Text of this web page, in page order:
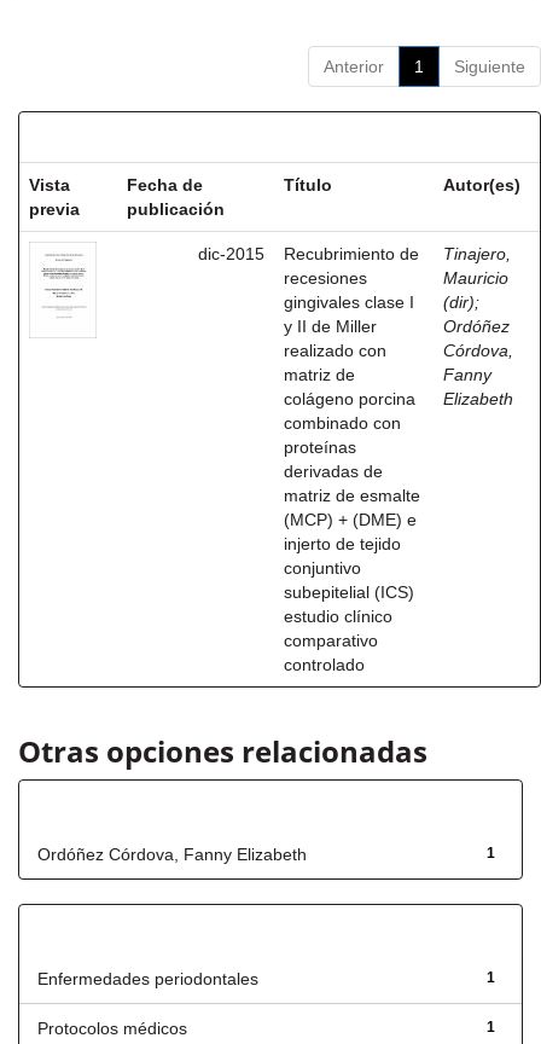
Anterior 1 Siguiente
Vista
previa
Fecha de
publicación
Título Autor(es)
dic-2015
Recubrimiento de
recesiones
gingivales clase I
y II de Miller
realizado con
matriz de
colágeno porcina
combinado con
proteínas
derivadas de
matriz de esmalte
(MCP) + (DME) e
injerto de tejido
conjuntivo
subepitelial (ICS)
estudio clínico
comparativo
controlado
Tinajero,
Mauricio
(dir);
Ordóñez
Córdova,
Fanny
Elizabeth
Otras opciones relacionadas
1
Ordóñez Córdova, Fanny Elizabeth
1
Enfermedades periodontales
1
Protocolos médicos